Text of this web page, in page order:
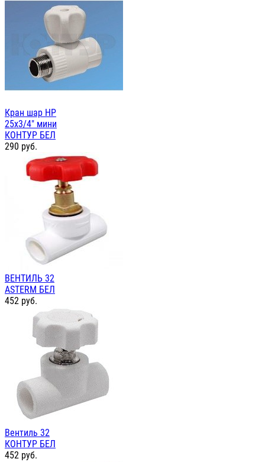
Кран шар НР
25х3/4" мини
КОНТУР БЕЛ
290 руб.
ВЕНТИЛЬ 32
ASTERM БЕЛ
452 руб.
Вентиль 32
КОНТУР БЕЛ
452 руб.